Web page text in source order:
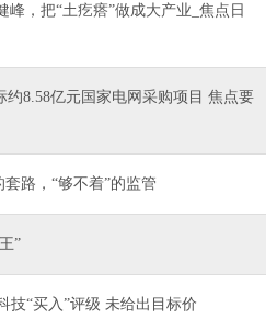
8.58亿元国家电网采购项目 焦点要
路，“够不着”的监管
”
技“买入”评级 未给出目标价